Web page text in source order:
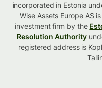
incorporated in Estonia
Wise Assets Europe AS
investment firm by the
Resolution Authority
registered address is